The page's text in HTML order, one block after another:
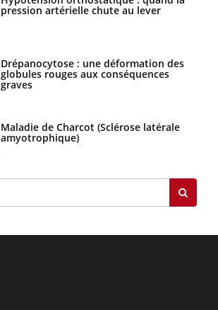
pression artérielle chute au lever
Drépanocytose : une déformation des
globules rouges aux conséquences
graves
Maladie de Charcot (Sclérose latérale
amyotrophique)